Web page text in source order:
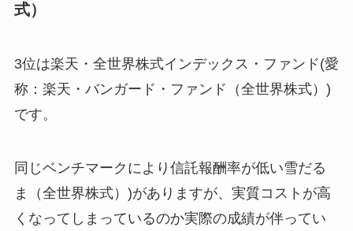
式）
3位は楽天・全世界株式インデックス・ファンド(愛
称：楽天・バンガード・ファンド（全世界株式）)
です。
同じベンチマークにより信託報酬率が低い雪だる
ま（全世界株式）)がありますが、実質コストが高
くなってしまっているのか実際の成績が伴ってい